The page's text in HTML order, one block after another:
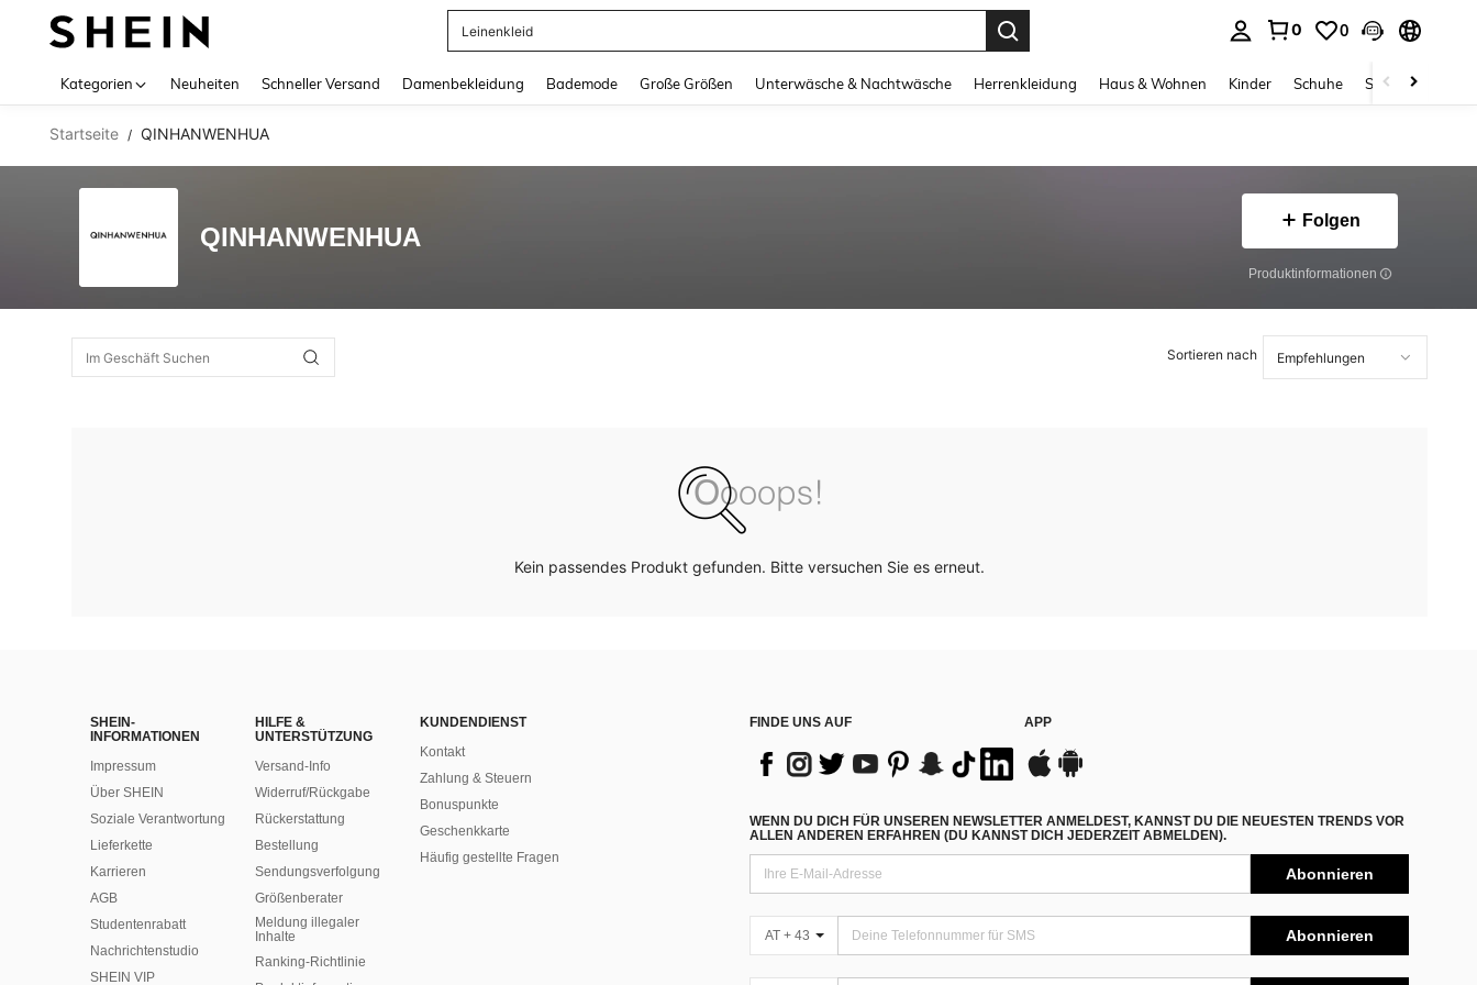
Leinenkleid
0 0
Kategorien Neuheiten Schneller Versand Damenbekleidung Bademode Große Größen Unterwäsche & Nachtwäsche Herrenkleidung Haus & Wohnen Kinder Schuhe Schmuck &
Startseite / QINHANWENHUA
QINHANWENHUA
Folgen
Produktinformationen
Sortieren nach
Kein passendes Produkt gefunden. Bitte versuchen Sie es erneut.
SHEIN-
INFORMATIONEN
Impressum
Über SHEIN
Soziale Verantwortung
Lieferkette
Karrieren
AGB
Studentenrabatt
Nachrichtenstudio
SHEIN VIP
HILFE &
UNTERSTÜTZUNG
Versand-Info
Widerruf/Rückgabe
Rückerstattung
Bestellung
Sendungsverfolgung
Größenberater
Meldung illegaler
Inhalte
Ranking-Richtlinie
KUNDENDIENST
Kontakt
Zahlung & Steuern
Bonuspunkte
Geschenkkarte
Häufig gestellte Fragen
FINDE UNS AUF APP
WENN DU DICH FÜR UNSEREN NEWSLETTER ANMELDEST, KANNST DU DIE NEUESTEN TRENDS VOR
ALLEN ANDEREN ERFAHREN (DU KANNST DICH JEDERZEIT ABMELDEN).
Abonnieren
AT + 43 Abonnieren